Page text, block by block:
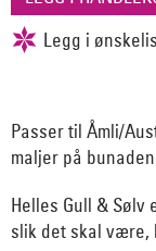
Passer til Åmli/
maljer på
Helles Gull &
slik det skal være,